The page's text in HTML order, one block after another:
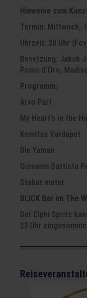
Hinweise zum
Termin: Mittwoch,
Uhrzeit: 20 Uhr
Besetzung: Jakub
Pomo d’Oro,
Programm:
Arvo Pärt
My Heart’s in the
Komitas Vardapet
Dle Yaman
Giovanni Battista
Stabat mater
BLICK Bar im The
Der Elphi Spritz
23 Uhr